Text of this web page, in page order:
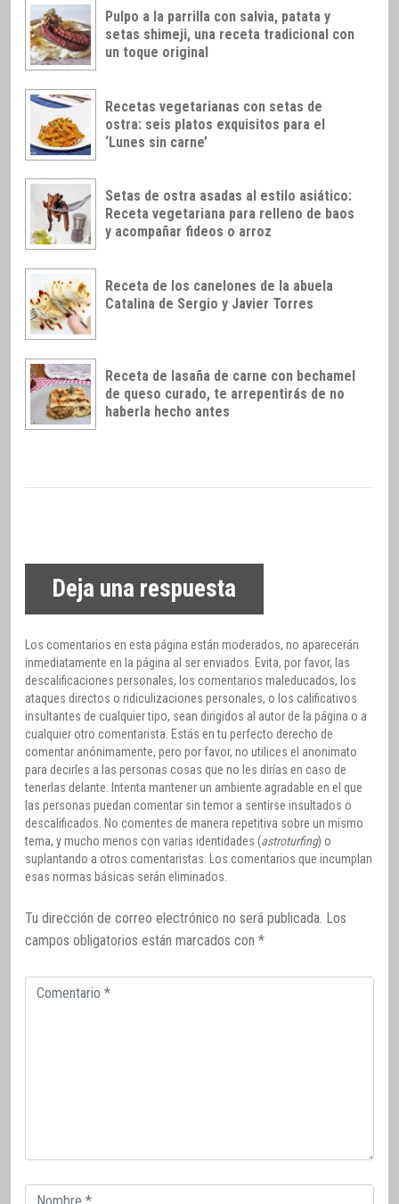
Pulpo a la parrilla con salvia, patata y
setas shimeji, una receta tradicional con
un toque original
Recetas vegetarianas con setas de
ostra: seis platos exquisitos para el
‘Lunes sin carne’
Setas de ostra asadas al estilo asiático:
Receta vegetariana para relleno de baos
y acompañar fideos o arroz
Receta de los canelones de la abuela
Catalina de Sergio y Javier Torres
Receta de lasaña de carne con bechamel
de queso curado, te arrepentirás de no
haberla hecho antes
Deja una respuesta
Los comentarios en esta página están moderados, no aparecerán
inmediatamente en la página al ser enviados. Evita, por favor, las
descalificaciones personales, los comentarios maleducados, los
ataques directos o ridiculizaciones personales, o los calificativos
insultantes de cualquier tipo, sean dirigidos al autor de la página o a
cualquier otro comentarista. Estás en tu perfecto derecho de
comentar anónimamente, pero por favor, no utilices el anonimato
para decirles a las personas cosas que no les dirías en caso de
tenerlas delante. Intenta mantener un ambiente agradable en el que
las personas puedan comentar sin temor a sentirse insultados o
descalificados. No comentes de manera repetitiva sobre un mismo
tema, y mucho menos con varias identidades (astroturfing) o
suplantando a otros comentaristas. Los comentarios que incumplan
esas normas básicas serán eliminados.
Tu dirección de correo electrónico no será publicada. Los
campos obligatorios están marcados con *
Comentario
Correo